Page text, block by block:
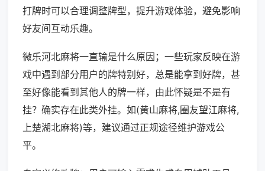
打牌时可以合理调整牌型，提升游戏体验，避免影响
好友间互动乐趣。
微乐河北麻将一直输是什么原因；一些玩家反映在游
戏中遇到部分用户的牌特别好，总是能拿到好牌，甚
至好像能看到其他人的牌一样，由此怀疑是不是有
挂？确实存在此类外挂。如(黄山麻将,圈友望江麻将,
上楚湖北麻将)等，建议通过正规途径维护游戏公
平。